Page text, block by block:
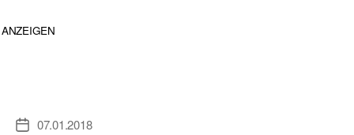
ANZEIGEN
Veröffentlichungsdatum
07.01.2018